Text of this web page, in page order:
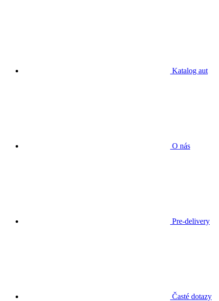
Katalog aut
O nás
Pre-delivery
Časté dotazy